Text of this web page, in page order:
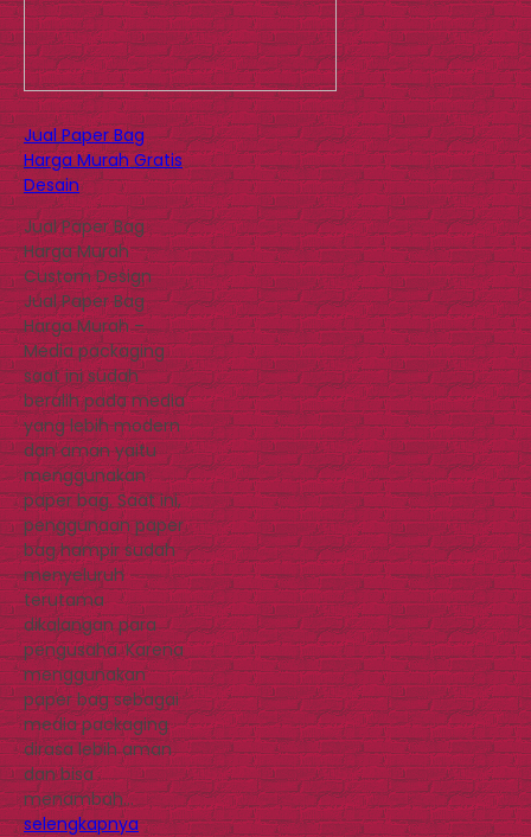
Jual Paper Bag
Harga Murah Gratis
Desain
Jual Paper Bag
Harga Murah
Custom Design
Jual Paper Bag
Harga Murah –
Media packaging
saat ini sudah
beralih pada media
yang lebih modern
dan aman yaitu
menggunakan
paper bag. Saat ini,
penggunaan paper
bag hampir sudah
menyeluruh
terutama
dikalangan para
pengusaha. Karena
menggunakan
paper bag sebagai
media packaging
dirasa lebih aman
dan bisa
menambah…
selengkapnya